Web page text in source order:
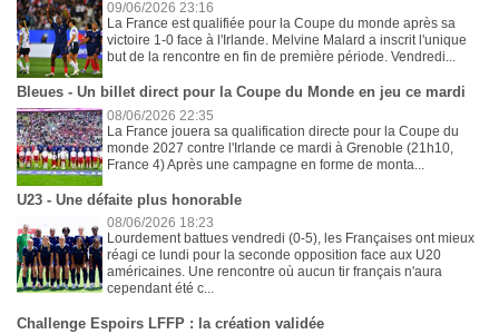
09/06/2026 23:16
La France est qualifiée pour la Coupe du monde après sa
victoire 1-0 face à l'Irlande. Melvine Malard a inscrit l'unique
but de la rencontre en fin de première période. Vendredi...
Bleues - Un billet direct pour la Coupe du Monde en jeu ce mardi
08/06/2026 22:35
La France jouera sa qualification directe pour la Coupe du
monde 2027 contre l'Irlande ce mardi à Grenoble (21h10,
France 4) Après une campagne en forme de monta...
U23 - Une défaite plus honorable
08/06/2026 18:23
Lourdement battues vendredi (0-5), les Françaises ont mieux
réagi ce lundi pour la seconde opposition face aux U20
américaines. Une rencontre où aucun tir français n'aura
cependant été c...
Challenge Espoirs LFFP : la création validée